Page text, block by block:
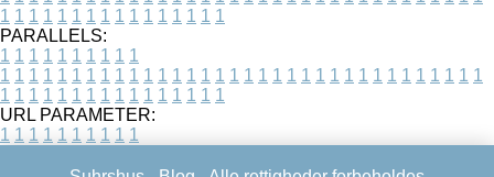
1 1 1 1 1 1 1 1 1 1 1 1 1 1 1 1
PARALLELS:
1 1 1 1 1 1 1 1 1 1
1 1 1 1 1 1 1 1 1 1 1 1 1 1 1 1 1 1 1 1 1 1 1 1 1 1 1 1 1 1 1 1 1 1
1 1 1 1 1 1 1 1 1 1 1 1 1 1 1 1
URL PARAMETER:
1 1 1 1 1 1 1 1 1 1